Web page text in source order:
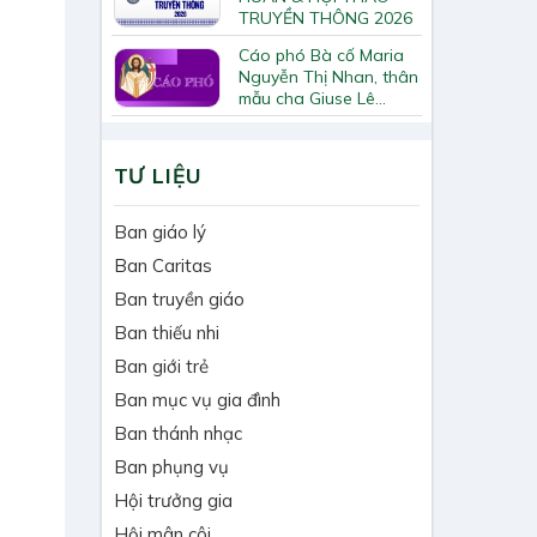
TRUYỀN THÔNG 2026
Cáo phó Bà cố Maria
Nguyễn Thị Nhan, thân
mẫu cha Giuse Lê
Quốc Chinh
TƯ LIỆU
Ban giáo lý
Ban Caritas
Ban truyền giáo
Ban thiếu nhi
Ban giới trẻ
Ban mục vụ gia đình
Ban thánh nhạc
Ban phụng vụ
Hội trưởng gia